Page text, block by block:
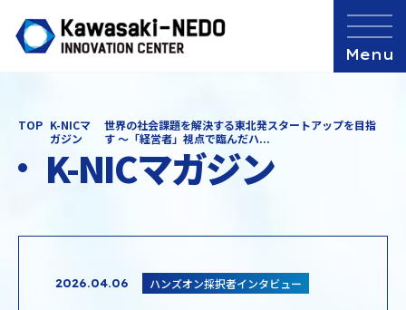
TOP K-NICマ
ガジン
世界の社会課題を解決する東北発スタートアップを目指
す ～「経営者」視点で臨んだハ...
K-NICマガジン
2026.04.06 ハンズオン採択者インタビュー